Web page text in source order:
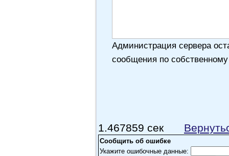
Администрация сервера
сообщения по
1.467859 сек
Сообщить об ошибке
Укажите ошибочные данные: